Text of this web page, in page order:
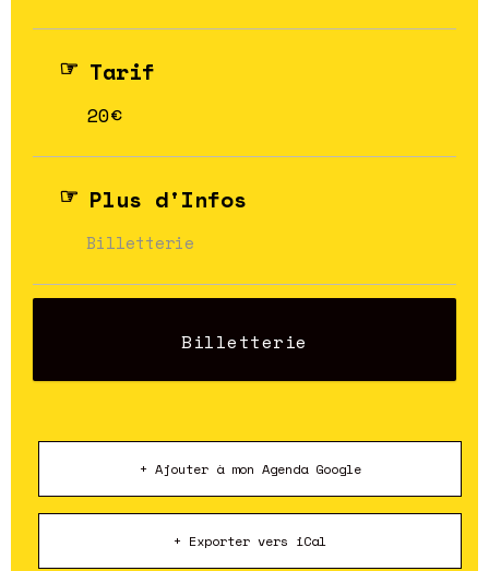
Tarif
20€
Plus d'Infos
Billetterie
Billetterie
+ Ajouter à mon Agenda Google
+ Exporter vers iCal